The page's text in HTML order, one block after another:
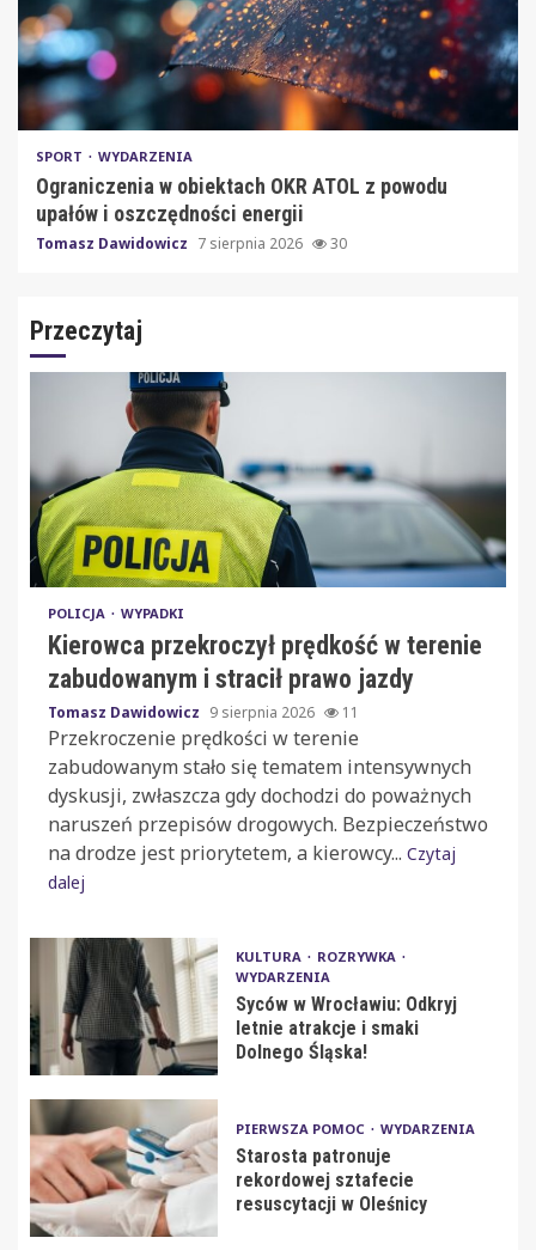
SPORT WYDARZENIA
Ograniczenia w obiektach OKR ATOL z powodu
upałów i oszczędności energii
Tomasz Dawidowicz 7 sierpnia 2026 30
Przeczytaj
POLICJA WYPADKI
Kierowca przekroczył prędkość w terenie
zabudowanym i stracił prawo jazdy
Tomasz Dawidowicz 9 sierpnia 2026 11
Przekroczenie prędkości w terenie
zabudowanym stało się tematem intensywnych
dyskusji, zwłaszcza gdy dochodzi do poważnych
naruszeń przepisów drogowych. Bezpieczeństwo
na drodze jest priorytetem, a kierowcy... Czytaj
dalej
KULTURA
ROZRYWKA
WYDARZENIA
Syców w Wrocławiu: Odkryj
letnie atrakcje i smaki
Dolnego Śląska!
PIERWSZA POMOC WYDARZENIA
Starosta patronuje
rekordowej sztafecie
resuscytacji w Oleśnicy